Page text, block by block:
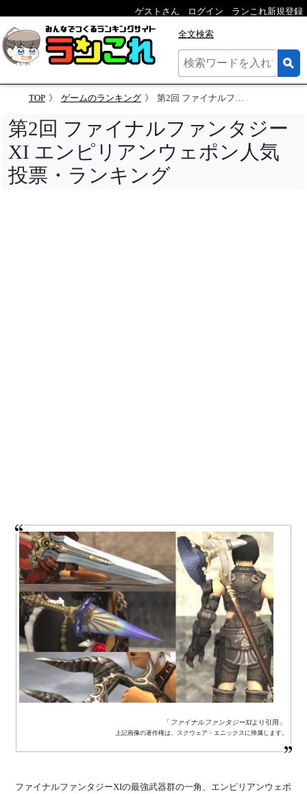
ゲストさん ログイン ランこれ新規登録
全文検索
TOP ゲームのランキング 第2回 ファイナルファンタジーXI エンピリアンウェポン人気投票
第2回 ファイナルファンタジー
XI エンピリアンウェポン人気
投票・ランキング
「 ファイナルファンタジーXIより引用」
上記画像の著作権は、スクウェア・エニックスに帰属します。
ファイナルファンタジーXIの最強武器群の一角、エンピリアンウェポ